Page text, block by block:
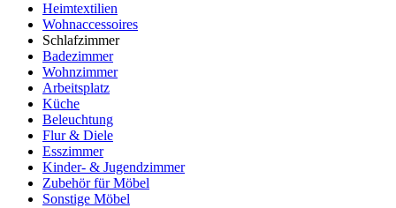
Heimtextilien
Wohnaccessoires
Schlafzimmer
Badezimmer
Wohnzimmer
Arbeitsplatz
Küche
Beleuchtung
Flur & Diele
Esszimmer
Kinder- & Jugendzimmer
Zubehör für Möbel
Sonstige Möbel